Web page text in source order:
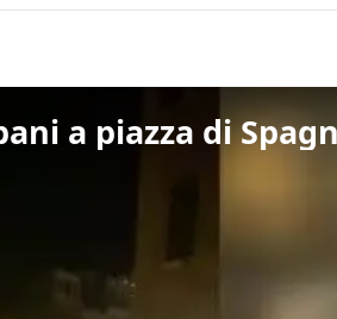
a piazza di